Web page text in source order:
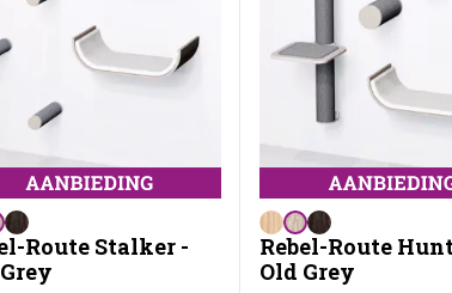
Route Stalker -
Rebel-Route
Old Grey